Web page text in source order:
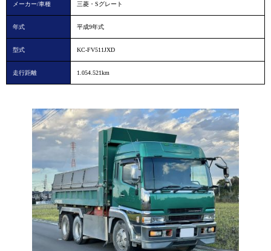
メーカー/車種 三菱・Sグレート
年式 平成9年式
型式 KC-FV511JXD
走行距離 1.054.521km